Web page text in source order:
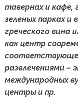
тавернах и кафе,
зеленых парках и
греческого вина
как центр
развлечениями –
международных
центры и пр.